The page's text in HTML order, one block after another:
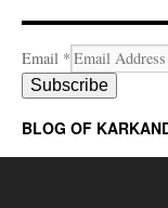
Email *
Subscribe
BLOG OF